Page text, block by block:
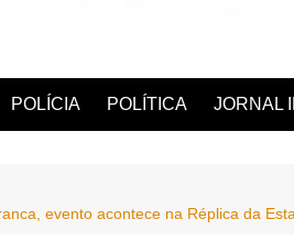
POLÍCIA POLÍTICA JORNAL
evento acontece na Réplica da